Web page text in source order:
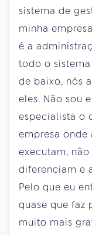
sistema de
minha
é a
todo o
de baixo, nós
eles. Não sou
especialista o
empresa onde
executam,
diferenciam e
Pelo que eu
quase que faz
muito mais